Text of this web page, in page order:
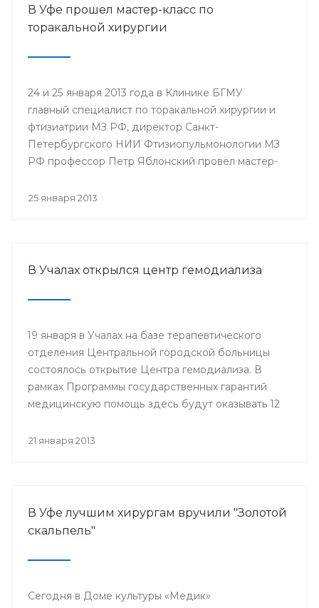
В Уфе прошел мастер-класс по
торакальной хирургии
24 и 25 января 2013 года в Клинике БГМУ
главный специалист по торакальной хирургии и
фтизиатрии МЗ РФ, директор Санкт-
Петербургского НИИ Фтизиопульмонологии МЗ
РФ профессор Петр Яблонский провёл мастер-
доступы в торакальной хирургии». С новыми
ординаторы, интерны и студенты старших
25 января 2013
В Учалах открылся центр гемодиализа
19 января в Учалах на базе терапевтического
отделения Центральной городской больницы
состоялось открытие Центра гемодиализа. В
рамках Программы государственных гарантий
медицинскую помощь здесь будут оказывать 12
недостаточностью.
21 января 2013
В Уфе лучшим хирургам вручили "Золотой
скальпель"
Сегодня в Доме культуры «Медик»